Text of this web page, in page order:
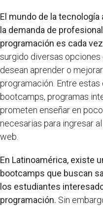
El mundo de la
la demanda de
programación es cada
surgido diversas
desean aprender o
programación. Entre
bootcamps, programas
prometen enseñar en
necesarias para ingresar
web.
En Latinoamérica, existe
bootcamps que buscan
los estudiantes
programación. Sin